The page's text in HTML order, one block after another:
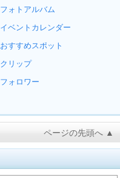
フォトアルバム
イベントカレンダー
おすすめスポット
クリップ
フォロワー
ページの先頭へ ▲